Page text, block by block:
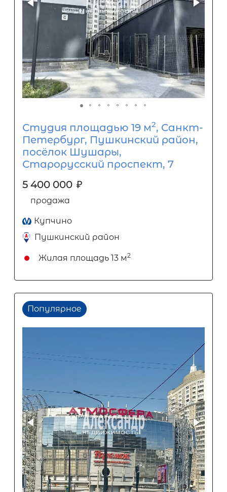
Студия площадью 19 м2, Санкт-
Петербург, Пушкинский район,
посёлок Шушары,
Старорусский проспект, 7
5 400 000 ₽
продажа
Купчино
Пушкинский район
Жилая площадь 13 м2
Популярное